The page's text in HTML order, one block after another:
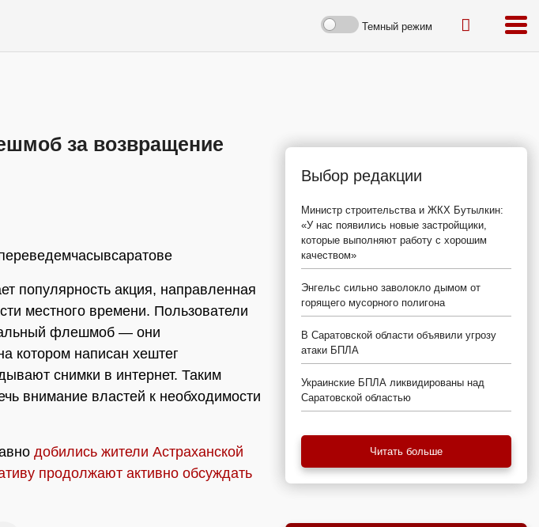
Темный режим
за возвращение
популярность акция, направленная
местного времени. Пользователи
флешмоб — они
котором написан хештег
снимки в интернет. Таким
внимание властей к необходимости
добились жители Астраханской
продолжают активно обсуждать
Выбор редакции
Министр строительства и ЖКХ Бутылкин:
«У нас появились новые застройщики,
которые выполняют работу с хорошим
качеством»
Энгельс сильно заволокло дымом от
горящего мусорного полигона
В Саратовской области объявили угрозу
атаки БПЛА
Украинские БПЛА ликвидированы над
Саратовской областью
Читать больше